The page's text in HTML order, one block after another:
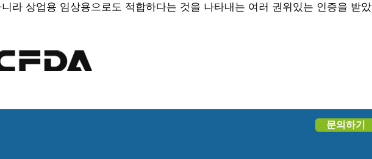
라 상업용 임상용으로도 적합하다는 것을 나타내는 여러 권위있는 인증을 받았
문의하기